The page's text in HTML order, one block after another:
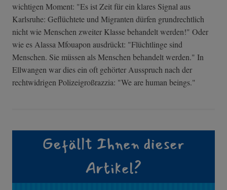
wichtigen Moment: "Es ist Zeit für ein klares Signal aus
Karlsruhe: Geflüchtete und Migranten dürfen grundrechtlich
nicht wie Menschen zweiter Klasse behandelt werden!" Oder
wie es Alassa Mfouapon ausdrückt: "Flüchtlinge sind
Menschen. Sie müssen als Menschen behandelt werden." In
Ellwangen war dies ein oft gehörter Ausspruch nach der
rechtwidrigen Polizeigroßrazzia: "We are human beings."
Gefällt Ihnen dieser
Artikel?